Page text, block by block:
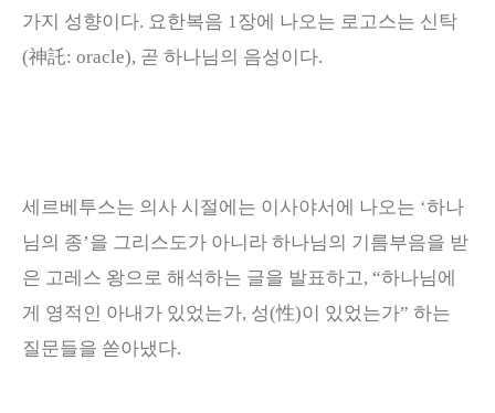
가지 성향이다. 요한복음 1장에 나오는 로고스는 신탁
(神託: oracle), 곧 하나님의 음성이다.
세르베투스는 의사 시절에는 이사야서에 나오는 ‘하나
님의 종’을 그리스도가 아니라 하나님의 기름부음을 받
은 고레스 왕으로 해석하는 글을 발표하고, “하나님에
게 영적인 아내가 있었는가, 성(性)이 있었는가” 하는
질문들을 쏟아냈다.